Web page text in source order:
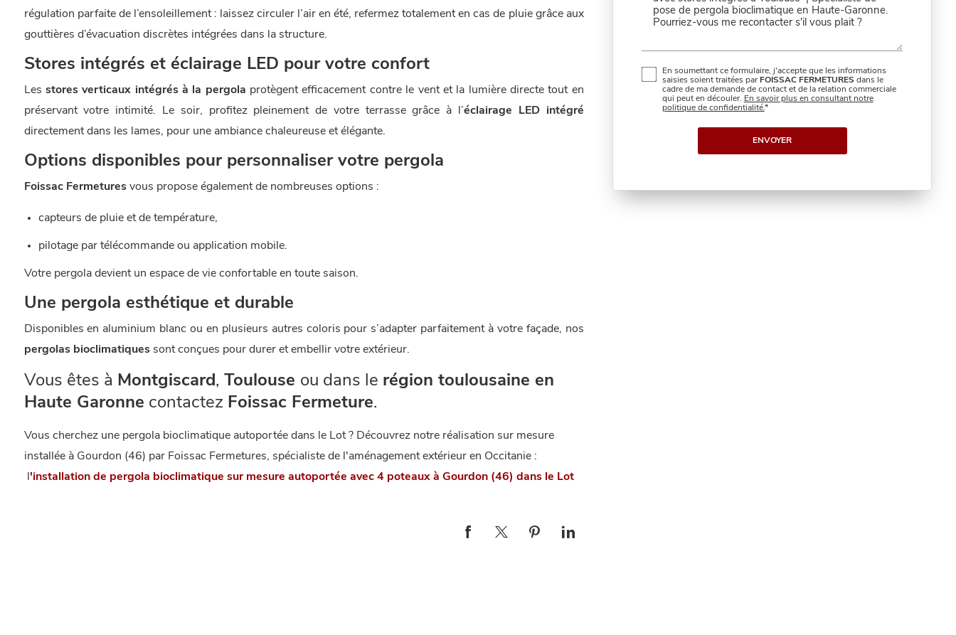
régulation parfaite de l’ensoleillement : laissez circuler l’air en été, refermez totalement en cas de pluie grâce aux
gouttières d’évacuation discrètes intégrées dans la structure.
Stores intégrés et éclairage LED pour votre confort
Les stores verticaux intégrés à la pergola protègent efficacement contre le vent et la lumière directe tout en
préservant votre intimité. Le soir, profitez pleinement de votre terrasse grâce à l’éclairage LED intégré
directement dans les lames, pour une ambiance chaleureuse et élégante.
Options disponibles pour personnaliser votre pergola
Foissac Fermeturesvous propose également de nombreuses options :
capteurs de pluie et de température,
pilotage par télécommande ou application mobile.
Votre pergola devient un espace de vie confortable en toute saison.
Une pergola esthétique et durable
Disponibles en aluminium blanc ou en plusieurs autres coloris pour s’adapter parfaitement à votre façade, nos
pergolas bioclimatiquessont conçues pour durer et embellir votre extérieur.
Vous êtes à Montgiscard, Toulouse ou dans le région toulousaine en
Haute Garonne contactez Foissac Fermeture.
Vous cherchez une pergola bioclimatique autoportée dans le Lot ? Découvrez notre réalisation sur mesure
installée à Gourdon (46) par Foissac Fermetures, spécialiste de l'aménagement extérieur en Occitanie :
'installation de pergola bioclimatique sur mesure autoportée avec 4 poteaux à Gourdon (46) dans le Lot
En soumettant ce formulaire, j'accepte que les informations
saisies soient traitées par FOISSAC FERMETURES dans le
cadre de ma demande de contact et de la relation commerciale
qui peut en découler. En savoir plus en consultant notre
politique de confidentialité.*